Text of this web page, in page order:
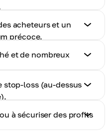
fiable pour des entrées
acheteurs et un
précoce.
et de nombreux
stop-loss (au-dessus
à sécuriser des profits